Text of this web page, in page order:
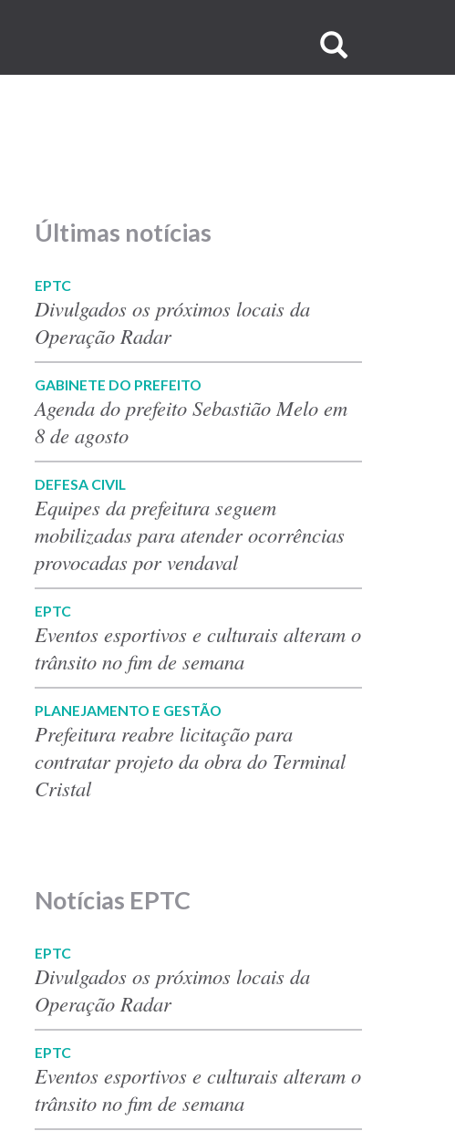
no
Últimas notícias
EPTC
Divulgados os próximos locais da
Operação Radar
GABINETE DO PREFEITO
Agenda do prefeito Sebastião Melo em
8 de agosto
DEFESA CIVIL
Equipes da prefeitura seguem
mobilizadas para atender ocorrências
provocadas por vendaval
EPTC
Eventos esportivos e culturais alteram o
trânsito no fim de semana
PLANEJAMENTO E GESTÃO
Prefeitura reabre licitação para
contratar projeto da obra do Terminal
Cristal
Notícias EPTC
EPTC
Divulgados os próximos locais da
Operação Radar
EPTC
Eventos esportivos e culturais alteram o
trânsito no fim de semana